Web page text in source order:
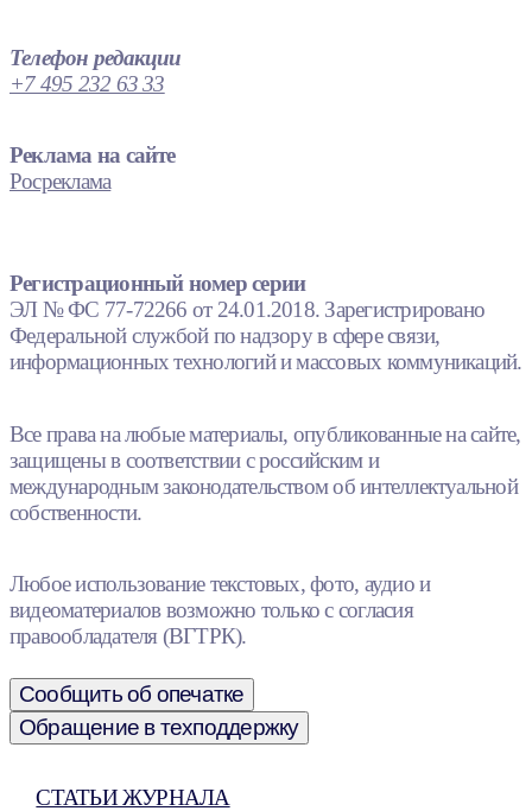
Телефон редакции
+7 495 232 63 33
Реклама на сайте
Росреклама
Регистрационный номер серии
ЭЛ № ФС 77-72266 от 24.01.2018. Зарегистрировано
Федеральной службой по надзору в сфере связи,
информационных технологий и массовых коммуникаций.
Все права на любые материалы, опубликованные на сайте,
защищены в соответствии с российским и
международным законодательством об интеллектуальной
собственности.
Любое использование текстовых, фото, аудио и
видеоматериалов возможно только с согласия
правообладателя (ВГТРК).
Сообщить об опечатке
Обращение в техподдержку
СТАТЬИ ЖУРНАЛА